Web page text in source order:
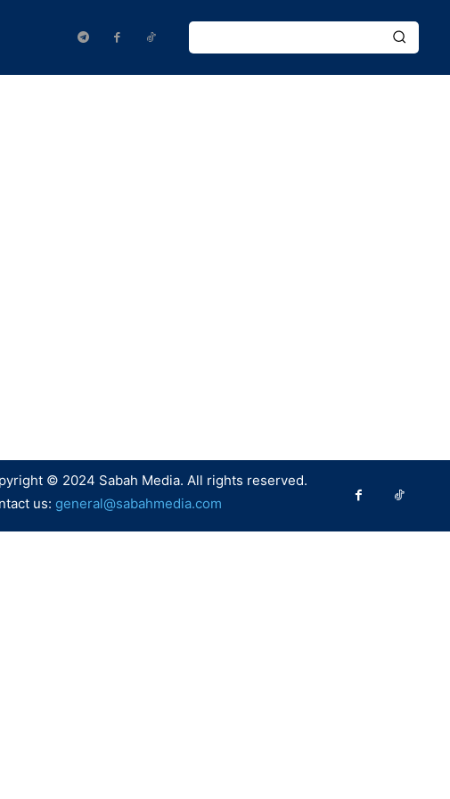
© 2024 Sabah Media. All rights reserved.
us: general@sabahmedia.com